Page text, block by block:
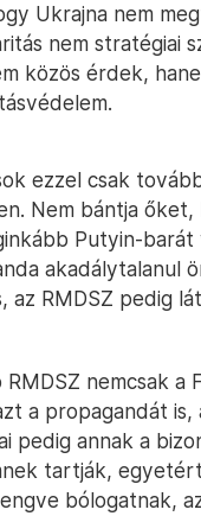
Ukrajna nem
nem stratégiai
közös érdek,
ezzel csak
Nem bántja őket,
Putyin-
akadálytalanul
RMDSZ pedig
nemcsak a
a propagandát
pedig annak a
tartják,
bólogatnak,